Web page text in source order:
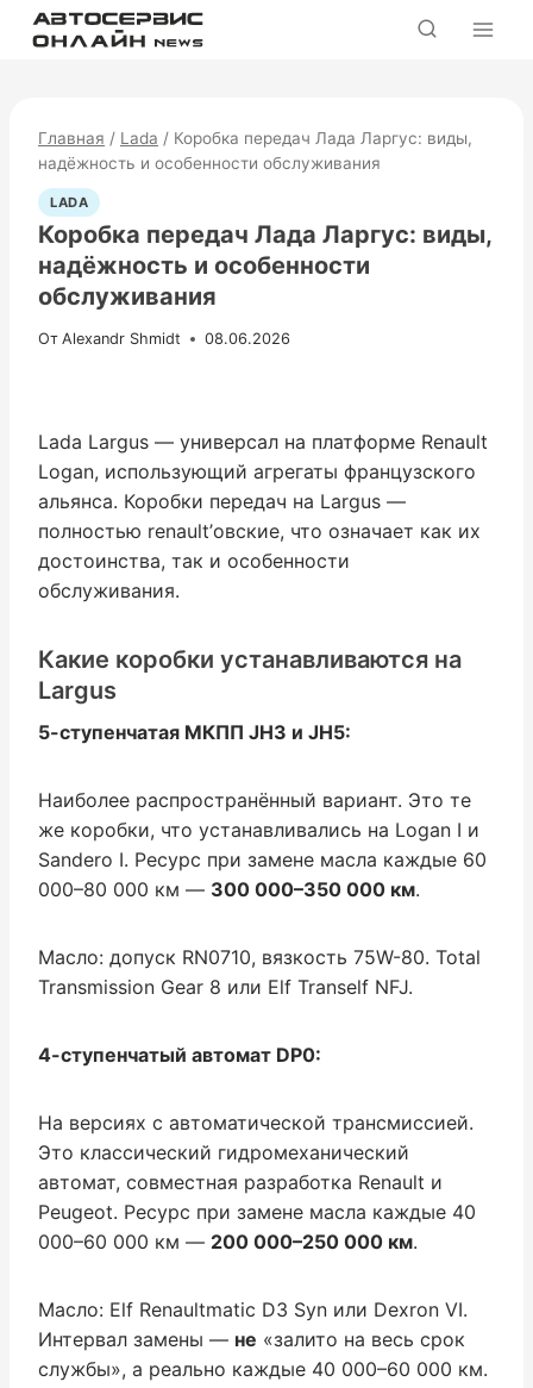
Перейти
Главная / Lada / Коробка передач Лада Ларгус: виды,
надёжность и особенности обслуживания
LADA
Коробка передач Лада Ларгус: виды,
надёжность и особенности
обслуживания
От Alexandr Shmidt 08.06.2026
Lada Largus — универсал на платформе Renault
Logan, использующий агрегаты французского
альянса. Коробки передач на Largus —
полностью renault’овские, что означает как их
достоинства, так и особенности
обслуживания.
Какие коробки устанавливаются на
Largus
5-ступенчатая МКПП JH3 и JH5:
Наиболее распространённый вариант. Это те
же коробки, что устанавливались на Logan I и
Sandero I. Ресурс при замене масла каждые 60
000–80 000 км — 300 000–350 000 км.
Масло: допуск RN0710, вязкость 75W-80. Total
Transmission Gear 8 или Elf Tranself NFJ.
4-ступенчатый автомат DP0:
На версиях с автоматической трансмиссией.
Это классический гидромеханический
автомат, совместная разработка Renault и
Peugeot. Ресурс при замене масла каждые 40
000–60 000 км — 200 000–250 000 км.
Масло: Elf Renaultmatic D3 Syn или Dexron VI.
Интервал замены — не «залито на весь срок
службы», а реально каждые 40 000–60 000 км.